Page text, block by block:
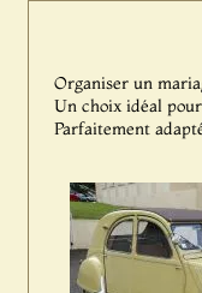
Organiser un
Un choix idéal
Parfaitement